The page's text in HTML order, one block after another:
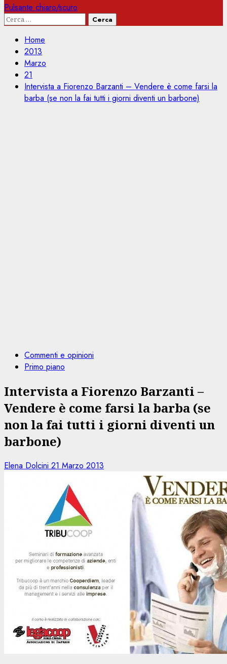
Pulsante chiaro/scuro
Ricerca
Home
2013
Marzo
21
Intervista a Fiorenzo Barzanti – Vendere è come farsi la
barba (se non la fai tutti i giorni diventi un barbone)
Commenti e opinioni
Primo piano
Intervista a Fiorenzo Barzanti –
Vendere è come farsi la barba (se
non la fai tutti i giorni diventi un
barbone)
Elena Dolcini 21 Marzo 2013